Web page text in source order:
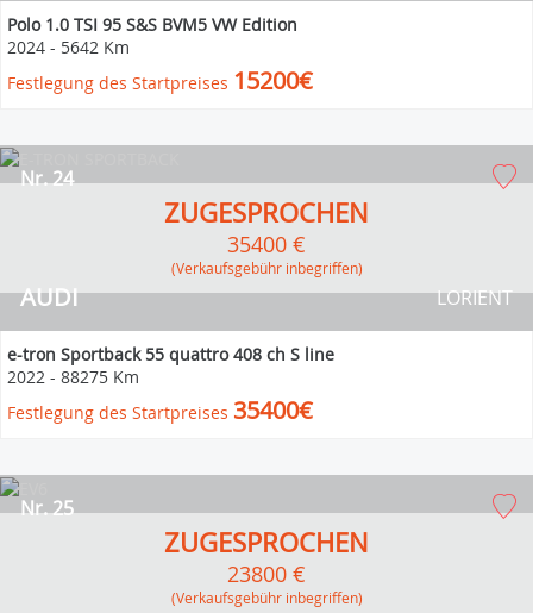
Polo 1.0 TSI 95 S&S BVM5 VW Edition
2024 - 5642 Km
Festlegung des Startpreises 15200€
AUDI
Nr. 24
LORIENT
ZUGESPROCHEN
35400 €
(Verkaufsgebühr inbegriffen)
e-tron Sportback 55 quattro 408 ch S line
2022 - 88275 Km
Festlegung des Startpreises 35400€
Nr. 25
ZUGESPROCHEN
23800 €
(Verkaufsgebühr inbegriffen)